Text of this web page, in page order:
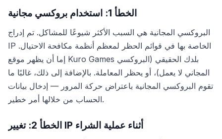
الخطأ 1: استخدام بروكسي مجانية
البروكسي المجانية هي السبب الأكثر شيوعًا للمشاكل. تم إدراج
IP الخاصة بها في قوائم الحظر لمعظم أنظمة مكافحة الاحتيال.
إما أن يظهر موقع Kuro Games بلدك الحقيقي (البروكسي
المجاني لا يعمل)، أو يحظر المعاملة. بالإضافة إلى ذلك، غالبًا ما
تقوم البروكسي المجانية باعتراض حركة المرور — إدخال بيانات
الحساب من خلالها أمر خطير.
الخطأ 2: تغيير IP أثناء عملية الشراء